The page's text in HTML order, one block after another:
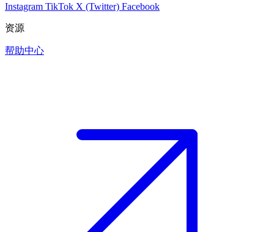
Instagram TikTok X (Twitter) Facebook
资源
帮助中心